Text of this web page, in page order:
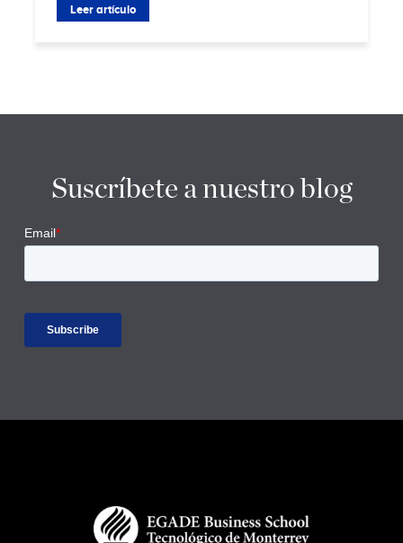
Residuos Sólidos Municipales
Leer artículo
Suscríbete a nuestro blog